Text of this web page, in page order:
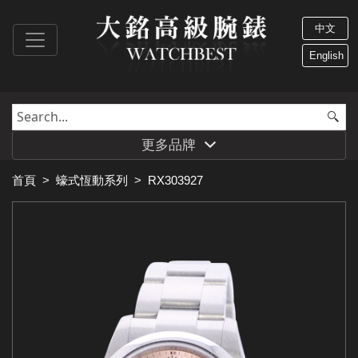
中文
English
更多品牌
首頁 > 蠔式恆動系列 > RX303927